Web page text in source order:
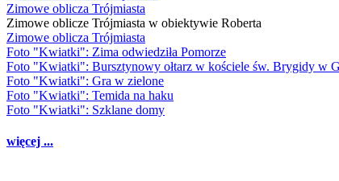
Zimowe oblicza Trójmiasta
Zimowe oblicze Trójmiasta w obiektywie Roberta
Zimowe oblicza Trójmiasta
Foto "Kwiatki": Zima odwiedziła Pomorze
Foto "Kwiatki": Bursztynowy ołtarz w kościele św. Brygidy w
Foto "Kwiatki": Gra w zielone
Foto "Kwiatki": Temida na haku
Foto "Kwiatki": Szklane domy
więcej ...